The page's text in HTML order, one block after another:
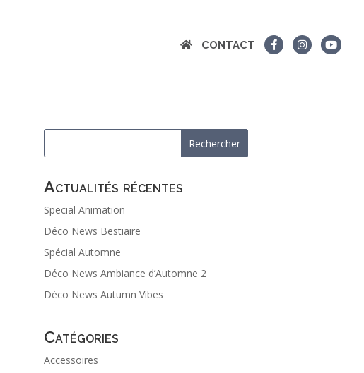
CONTACT
Actualités récentes
Special Animation
Déco News Bestiaire
Spécial Automne
Déco News Ambiance d’Automne 2
Déco News Autumn Vibes
Catégories
Accessoires